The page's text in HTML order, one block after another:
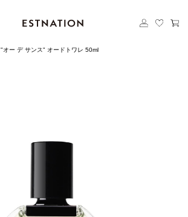
"オー デ サンス" オードトワレ 50ml